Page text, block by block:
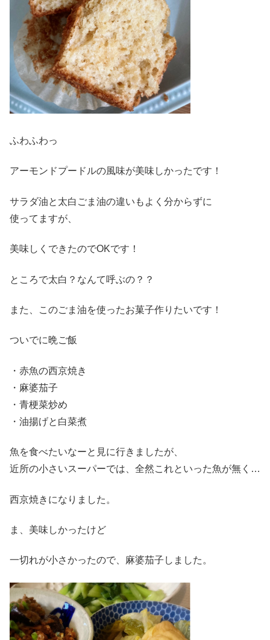
ふわふわっ
アーモンドプードルの風味が美味しかったです！
サラダ油と太白ごま油の違いもよく分からずに
使ってますが、
美味しくできたのでOKです！
ところで太白？なんて呼ぶの？？
また、このごま油を使ったお菓子作りたいです！
ついでに晩ご飯
・赤魚の西京焼き
・麻婆茄子
・青梗菜炒め
・油揚げと白菜煮
魚を食べたいなーと見に行きましたが、
近所の小さいスーパーでは、全然これといった魚が無く…
西京焼きになりました。
ま、美味しかったけど
一切れが小さかったので、麻婆茄子しました。